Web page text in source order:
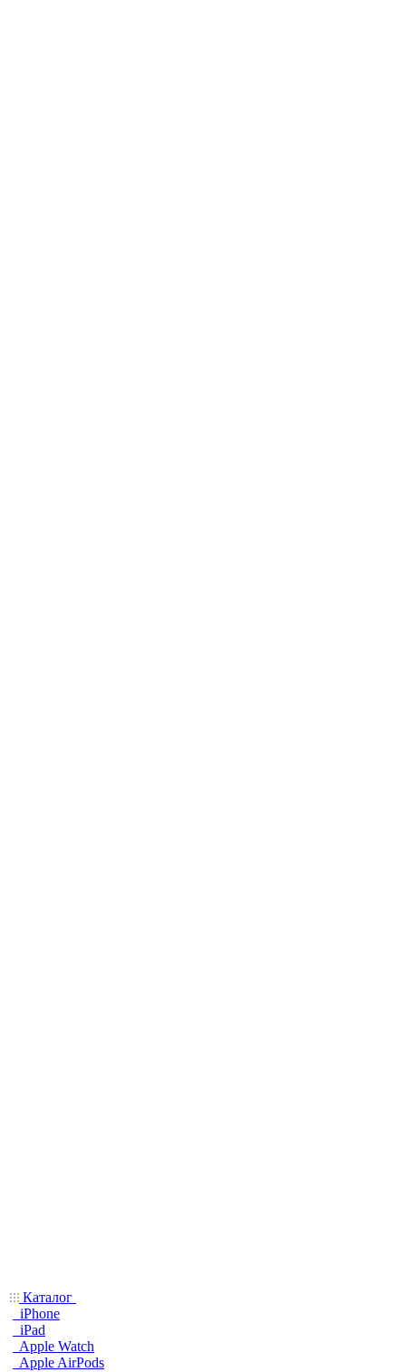
Каталог
iPhone
iPad
Apple Watch
Apple AirPods